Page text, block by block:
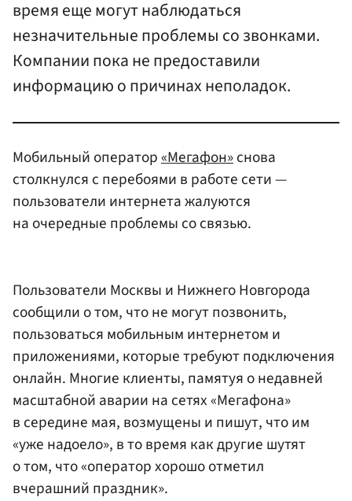
время еще могут наблюдаться
незначительные проблемы со звонками.
Компании пока не предоставили
информацию о причинах неполадок.
Мобильный оператор«Мегафон»снова
столкнулся с перебоями в работе сети —
пользователи интернета жалуются
на очередные проблемы со связью.
Пользователи Москвы и Нижнего Новгорода
сообщили о том, что не могут позвонить,
пользоваться мобильным интернетом и
приложениями, которые требуют подключения
онлайн. Многие клиенты, памятуя о недавней
масштабной аварии на сетях «Мегафона»
в середине мая, возмущены и пишут, что им
«уже надоело», в то время как другие шутят
о том, что «оператор хорошо отметил
вчерашний праздник».